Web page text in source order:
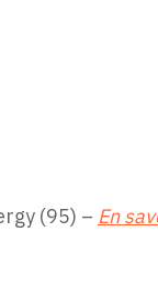
(95) – En